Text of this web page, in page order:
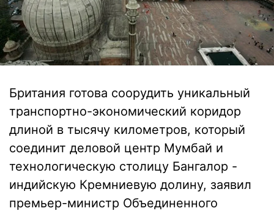
Британия готова соорудить уникальный
транспортно-экономический коридор
длиной в тысячу километров, который
соединит деловой центр Мумбай и
технологическую столицу Бангалор -
индийскую Кремниевую долину, заявил
премьер-министр Объединенного